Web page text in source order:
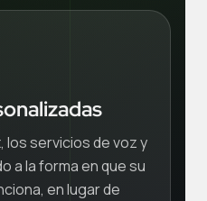
los servicios de voz y
a la forma en que su
en lugar de